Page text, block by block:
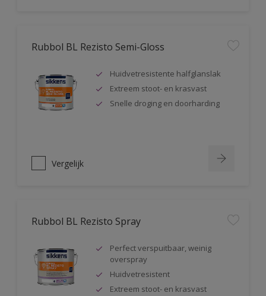
Rubbol BL Rezisto Semi-Gloss
Huidvetresistente halfglanslak
Extreem stoot- en krasvast
Snelle droging en doorharding
Vergelijk
Rubbol BL Rezisto Spray
Perfect verspuitbaar, weinig
overspray
Huidvetresistent
Extreem stoot- en krasvast